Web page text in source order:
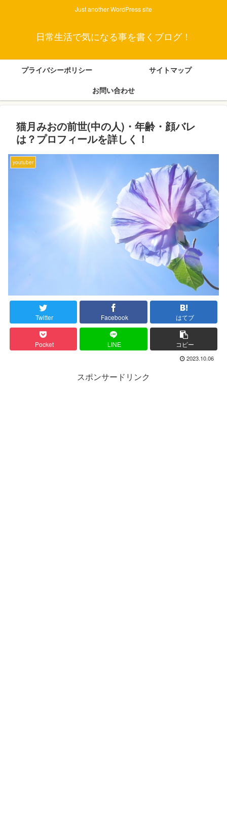
Just another WordPress site
日常生活で気になる事を書くブログ！
プライバシーポリシー
サイトマップ
お問い合わせ
猫月みおの前世(中の人)・年齢・顔バレ
は？プロフィールを詳しく！
youtuber
Twitter Facebook はてブ
Pocket LINE コピー
2023.10.06
スポンサードリンク